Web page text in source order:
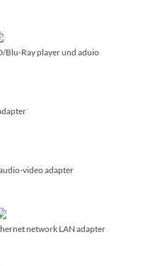
­Blu-Ray player und aduio
video adapter
network LAN adapter